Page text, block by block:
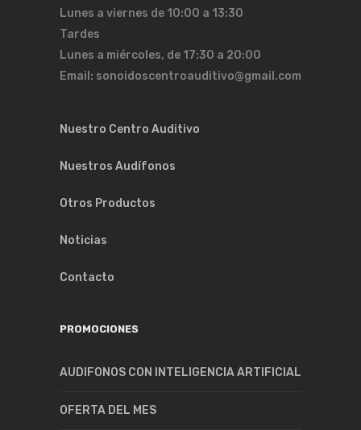
Lunes a viernes de 10:00 a 13:30
Tardes
Lunes a miércoles, de 17:30 a 20:00
Email: sonoidoscentroauditivo@gmail.com
Nuestro Centro Auditivo
Nuestros Audífonos
Otros Productos
Noticias
Contacto
PROMOCIONES
AUDIFONOS CON INTELIGENCIA ARTIFICIAL
OFERTA DEL MES